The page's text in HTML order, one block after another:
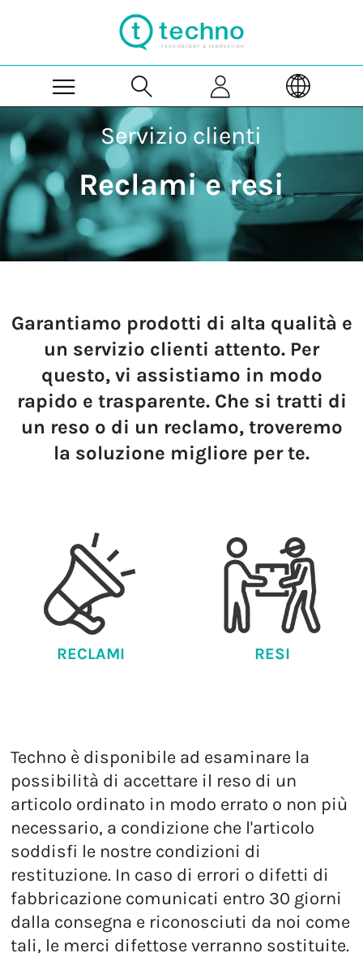
Servizio clienti
Reclami e resi
Garantiamo prodotti di alta qualità e
un servizio clienti attento. Per
questo, vi assistiamo in modo
rapido e trasparente. Che si tratti di
un reso o di un reclamo, troveremo
la soluzione migliore per te.
RECLAMI RESI
Techno è disponibile ad esaminare la
possibilità di accettare il reso di un
articolo ordinato in modo errato o non più
necessario, a condizione che l'articolo
soddisfi le nostre condizioni di
restituzione. In caso di errori o difetti di
fabbricazione comunicati entro 30 giorni
dalla consegna e riconosciuti da noi come
tali, le merci difettose verranno sostituite.